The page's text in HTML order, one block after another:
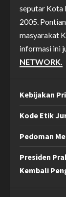
seputar Kota
2005.
masyarakat
informasi ini
NETWORK.
Kebijakan
Kode Etik
Pedoman
Presiden
Kembali